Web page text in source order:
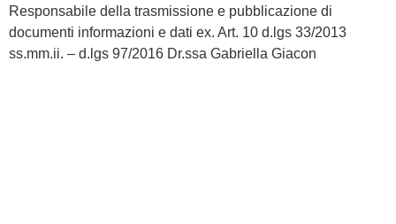
Responsabile della trasmissione e pubblicazione di
documenti informazioni e dati ex. Art. 10 d.lgs 33/2013
ss.mm.ii. – d.lgs 97/2016 Dr.ssa Gabriella Giacon